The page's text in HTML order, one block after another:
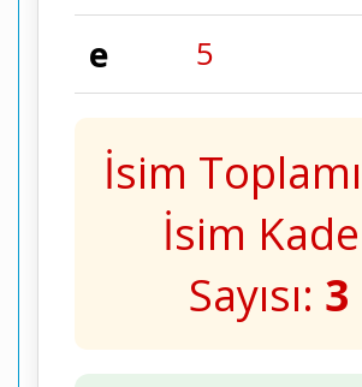
e 5
İsim
İsim
Sayısı: 3